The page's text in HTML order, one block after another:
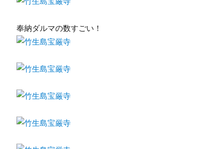
奉納ダルマの数すごい！